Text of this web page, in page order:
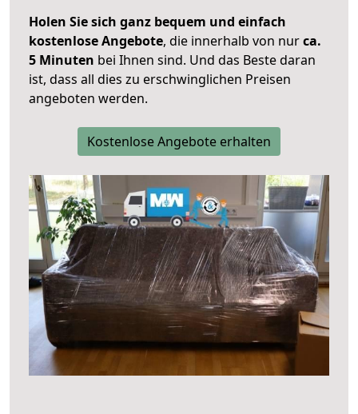
Holen Sie sich ganz bequem und einfach
kostenlose Angebote, die innerhalb von nurca.
5 Minuten bei Ihnen sind. Und das Beste daran
ist, dass all dies zu erschwinglichen Preisen
angeboten werden.
Kostenlose Angebote erhalten